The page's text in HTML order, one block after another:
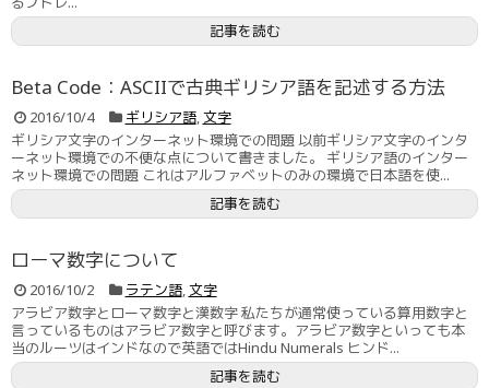
記事を読む
Beta Code：ASCIIで古典ギリシア語を記述する方法
2016/10/4 ギリシア語,文字
ギリシア文字のインターネット環境での問題 以前ギリシア文字のインタ
ーネット環境での不便な点について書きました。 ギリシア語のインター
ネット環境での問題 これはアルファベットのみの環境で日本語を使...
記事を読む
ローマ数字について
2016/10/2 ラテン語,文字
アラビア数字とローマ数字と漢数字 私たちが通常使っている算用数字と
言っているものはアラビア数字と呼びます。アラビア数字といっても本
当のルーツはインドなので英語ではHindu Numerals ヒンド...
記事を読む